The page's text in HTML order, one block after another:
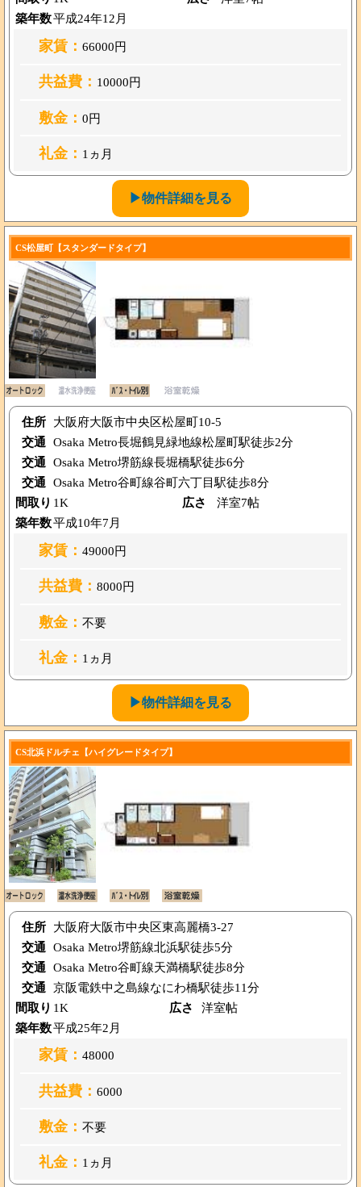
築年数平成24年12月
家賃： 66000円
共益費： 10000円
敷金： 0円
礼金： 1ヵ月
▶物件詳細を見る
CS松屋町【スタンダードタイプ】
住所
大阪府大阪市中央区松屋町10-5
交通 Osaka Metro長堀鶴見緑地線松屋町駅徒歩2分
交通 Osaka Metro堺筋線長堀橋駅徒歩6分
交通 Osaka Metro谷町線谷町六丁目駅徒歩8分
間取り 1K 広さ
洋室7帖
築年数平成10年7月
家賃： 49000円
共益費： 8000円
敷金： 不要
礼金： 1ヵ月
▶物件詳細を見る
CS北浜ドルチェ【ハイグレードタイプ】
住所
大阪府大阪市中央区東高麗橋3-27
交通 Osaka Metro堺筋線北浜駅徒歩5分
交通 Osaka Metro谷町線天満橋駅徒歩8分
交通 京阪電鉄中之島線なにわ橋駅徒歩11分
間取り 1K 広さ
洋室帖
築年数平成25年2月
家賃： 48000
共益費： 6000
敷金： 不要
礼金： 1ヵ月